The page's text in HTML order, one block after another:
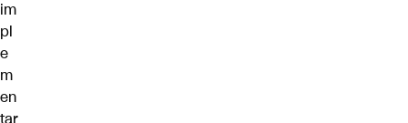
im
pl
e
m
en
tar